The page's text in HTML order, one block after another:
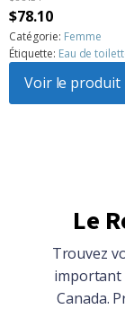
Le
prix
initial
était :
$99.51.
$78.10Le
prix
actuel
est :
$78.10.
Catégorie: Femme
Étiquette: Eau de
Voir le produit
Le
Trouvez
important
Canada.